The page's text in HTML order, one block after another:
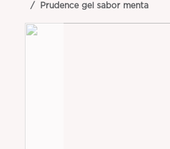
Prudence gel sabor menta